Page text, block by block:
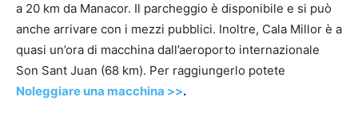
a 20 km da Manacor. Il parcheggio è disponibile e si può
anche arrivare con i mezzi pubblici. Inoltre, Cala Millor è a
quasi un’ora di macchina dall’aeroporto internazionale
Son Sant Juan (68 km). Per raggiungerlo potete
Noleggiare una macchina >>.